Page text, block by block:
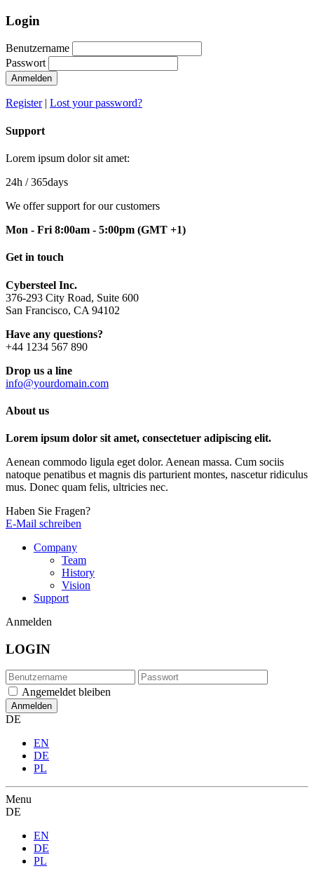
Login
Benutzername
Passwort
Anmelden
Register| Lost your password?
Support
Lorem ipsum dolor sit amet:
24h / 365days
We offer support for our customers
Mon - Fri 8:00am - 5:00pm (GMT +1)
Get in touch
Cybersteel Inc.
376-293 City Road, Suite 600
San Francisco, CA 94102
Have any questions?
+44 1234 567 890
Drop us a line
info@yourdomain.com
About us
Lorem ipsum dolor sit amet, consectetuer adipiscing elit.
Aenean commodo ligula eget dolor. Aenean massa. Cum sociis
natoque penatibus et magnis dis parturient montes, nascetur ridiculus
mus. Donec quam felis, ultricies nec.
Haben Sie Fragen?
E-Mail schreiben
Company
Team
History
Vision
Support
Anmelden
LOGIN
Angemeldet bleiben
DE
EN
DE
PL
Menu
DE
EN
DE
PL